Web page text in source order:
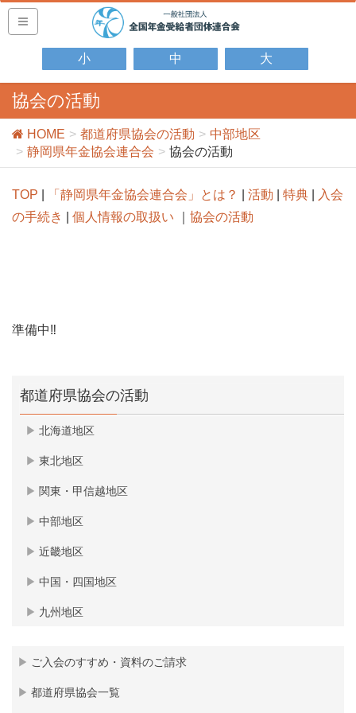
小 中 大
協会の活動
HOME 都道府県協会の活動
中部地区
静岡県年金協会連合会
協会の活動
TOP 「静岡県年金協会連合会」とは？ 活動 特典
入会
の手続き
個人情報の取扱い 協会の活動
準備中‼
都道府県協会の活動
北海道地区
東北地区
関東・甲信越地区
中部地区
近畿地区
中国・四国地区
九州地区
ご入会のすすめ・資料のご請求
都道府県協会一覧